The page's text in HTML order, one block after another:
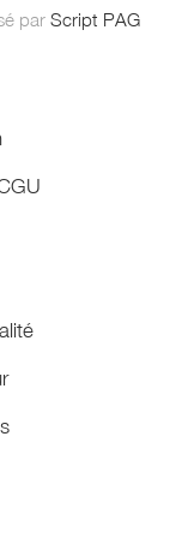
par Script PAG